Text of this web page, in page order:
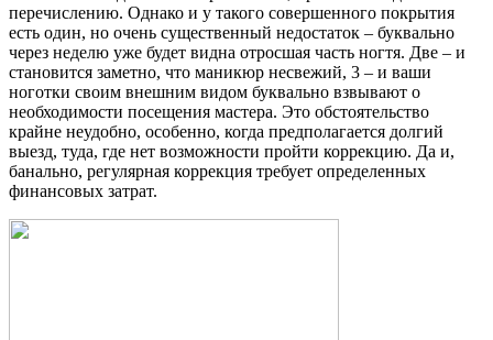
перечислению. Однако и у такого совершенного покрытия
есть один, но очень существенный недостаток – буквально
через неделю уже будет видна отросшая часть ногтя. Две – и
становится заметно, что маникюр несвежий, 3 – и ваши
ноготки своим внешним видом буквально взвывают о
необходимости посещения мастера. Это обстоятельство
крайне неудобно, особенно, когда предполагается долгий
выезд, туда, где нет возможности пройти коррекцию. Да и,
банально, регулярная коррекция требует определенных
финансовых затрат.